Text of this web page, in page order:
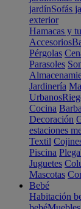
jardínSofás
exterior
Hamacas y
Accesorios
Pérgolas
Parasoles
Jardinería
Urbanos
Cocina
Decoración
estaciones
Textil
Piscina
Juguetes
Mascotas
Bebé
Habitación